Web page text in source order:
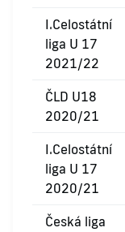
I.Celostátní
liga U 17
2021/22
ČLD U18
2020/21
I.Celostátní
liga U 17
2020/21
Česká liga